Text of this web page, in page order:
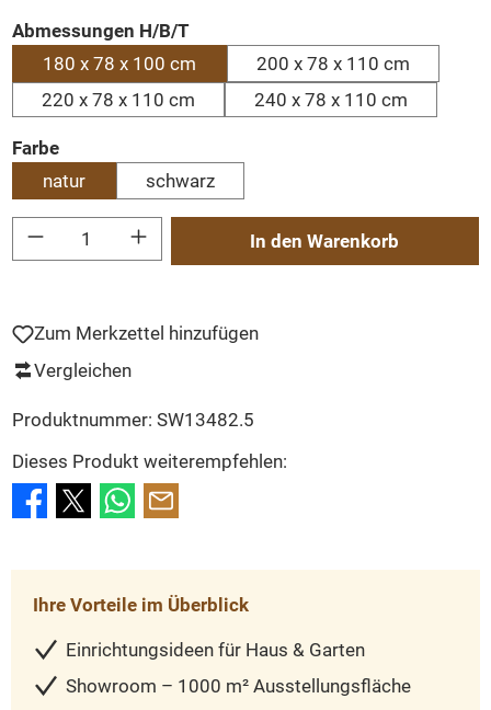
Abmessungen H/B/Tauswählen
180 x 78 x 100 cm
200 x 78 x 110 cm
220 x 78 x 110 cm
240 x 78 x 110 cm
Farbeauswählen
natur
schwarz
Produkt Anzahl: Gib den gewünschten Wert ein oder benutze die Schaltflächen
In den Warenkorb
Zum Merkzettel hinzufügen
Vergleichen
Produktnummer: SW13482.5
Dieses Produkt weiterempfehlen:
Ihre Vorteile im Überblick
Einrichtungsideen für Haus & Garten
Showroom – 1000 m² Ausstellungsfläche